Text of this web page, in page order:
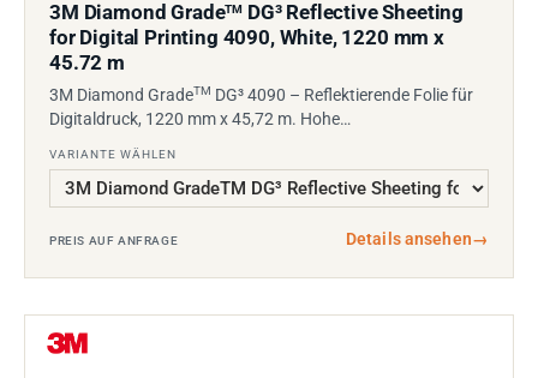
3M Diamond GradeTM DG³ Reflective Sheeting
for Digital Printing 4090, White, 1220 mm x
45.72 m
3M Diamond GradeTM DG³ 4090 – Reflektierende Folie für
Digitaldruck, 1220 mm x 45,72 m. Hohe…
VARIANTE WÄHLEN
PREIS AUF ANFRAGE Details ansehen→